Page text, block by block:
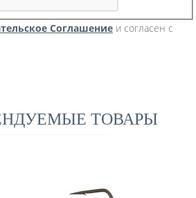
Cоглашение и согласен с
ТОВАРЫ